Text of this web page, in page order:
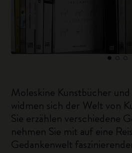
Moleskine Kunstbücher
widmen sich der Welt von
Sie erzählen verschiedene
nehmen Sie mit auf eine
Gedankenwelt